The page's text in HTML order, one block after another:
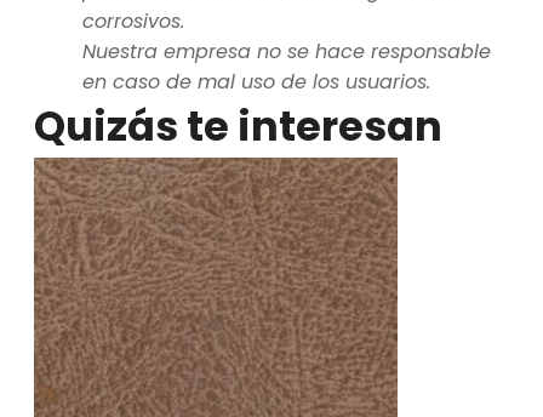
corrosivos.
Nuestra empresa no se hace responsable
en caso de mal uso de los usuarios.
Quizás te interesan